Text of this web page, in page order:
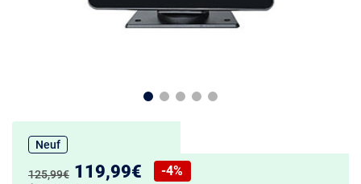
Neuf
Ancien prix :
125,99€ Nouveau prix :
119,99€
-4%